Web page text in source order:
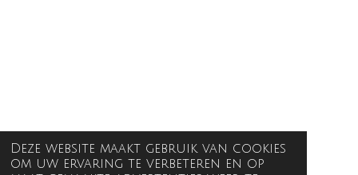
Deze website maakt gebruik van cookies
om uw ervaring te verbeteren en op